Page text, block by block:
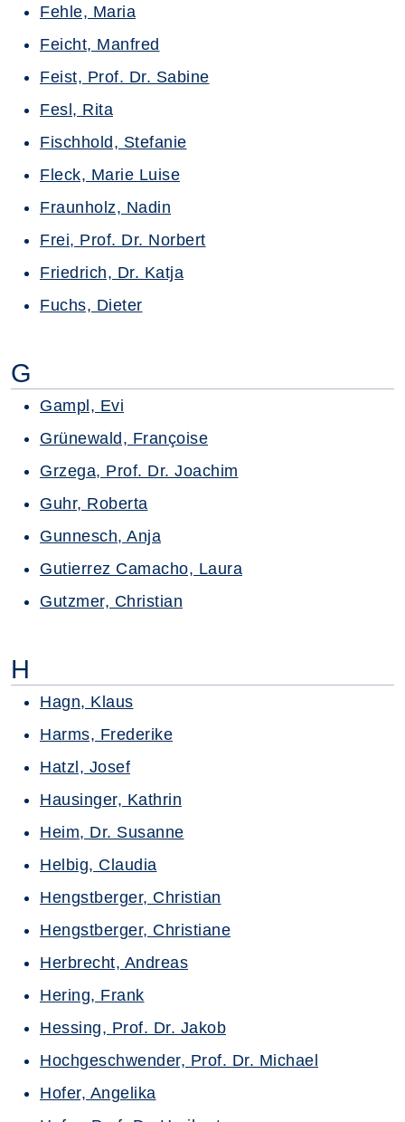
Fehle, Maria
Feicht, Manfred
Feist, Prof. Dr. Sabine
Fesl, Rita
Fischhold, Stefanie
Fleck, Marie Luise
Fraunholz, Nadin
Frei, Prof. Dr. Norbert
Friedrich, Dr. Katja
Fuchs, Dieter
G
Gampl, Evi
Grünewald, Françoise
Grzega, Prof. Dr. Joachim
Guhr, Roberta
Gunnesch, Anja
Gutierrez Camacho, Laura
Gutzmer, Christian
H
Hagn, Klaus
Harms, Frederike
Hatzl, Josef
Hausinger, Kathrin
Heim, Dr. Susanne
Helbig, Claudia
Hengstberger, Christian
Hengstberger, Christiane
Herbrecht, Andreas
Hering, Frank
Hessing, Prof. Dr. Jakob
Hochgeschwender, Prof. Dr. Michael
Hofer, Angelika